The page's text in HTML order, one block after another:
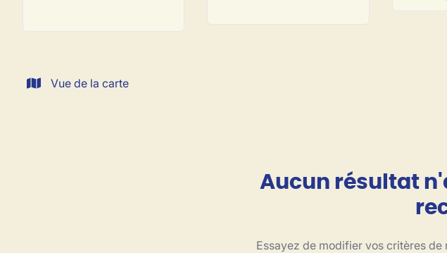
Vue de la carte
Aucun résultat
Essayez de modifier vos critères